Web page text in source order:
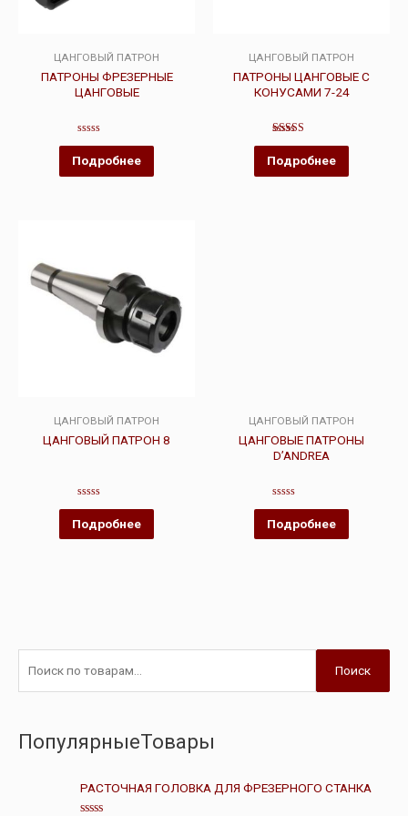
ЦАНГОВЫЙ ПАТРОН
ПАТРОНЫ ФРЕЗЕРНЫЕ
ЦАНГОВЫЕ
Оценка
0
из
5
Подробнее
ЦАНГОВЫЙ ПАТРОН
ПАТРОНЫ ЦАНГОВЫЕ С
КОНУСАМИ 7-24
Оценка
из 5
Подробнее
ЦАНГОВЫЙ ПАТРОН
ЦАНГОВЫЙ ПАТРОН 8
Оценка
0
из
5
Подробнее
ЦАНГОВЫЙ ПАТРОН
ЦАНГОВЫЕ ПАТРОНЫ
D’ANDREA
Оценка
0
из
5
Подробнее
Поиск
ПопулярныеТовары
РАСТОЧНАЯ ГОЛОВКА ДЛЯ ФРЕЗЕРНОГО СТАНКА